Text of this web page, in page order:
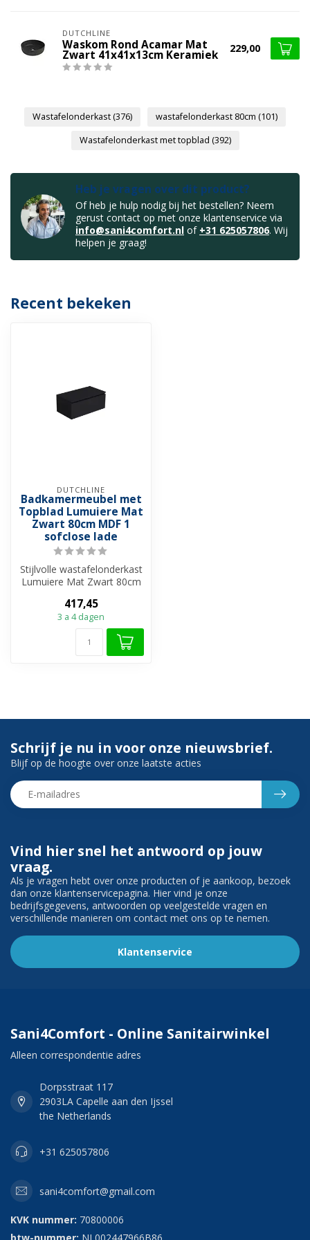
DUTCHLINE
Waskom Rond Acamar Mat
Zwart 41x41x13cm Keramiek 229,00
Wastafelonderkast(376) wastafelonderkast 80cm (101)
Wastafelonderkast met topblad (392)
Heb je vragen over dit product?
Of heb je hulp nodig bij het bestellen? Neem
gerust contact op met onze klantenservice via
info@sani4comfort.nl of +31 625057806. Wij
helpen je graag!
Recent bekeken
DUTCHLINE
Badkamermeubel met
Topblad Lumuiere Mat
Zwart 80cm MDF 1
sofclose lade
Stijlvolle wastafelonderkast
Lumuiere Mat Zwart 80cm
topblad...
417,45
3 a 4 dagen
Vind hier snel het antwoord op jouw
vraag.
Als je vragen hebt over onze producten of je aankoop, bezoek
dan onze klantenservicepagina. Hier vind je onze
bedrijfsgegevens, antwoorden op veelgestelde vragen en
verschillende manieren om contact met ons op te nemen.
Klantenservice
Schrijf je nu in voor onze nieuwsbrief.
Blijf op de hoogte over onze laatste acties
Sani4Comfort - Online Sanitairwinkel
Alleen correspondentie adres
Dorpsstraat 117
2903LA Capelle aan den Ijssel
the Netherlands
+31 625057806
sani4comfort@gmail.com
KVK nummer: 70800006